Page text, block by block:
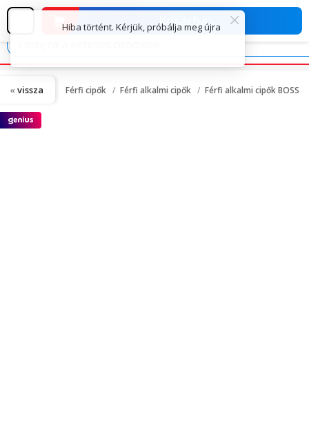
Kosárba
Férfi cipők Férfi alkalmi cipők Férfi alkalmi cipők BOSS
vissza